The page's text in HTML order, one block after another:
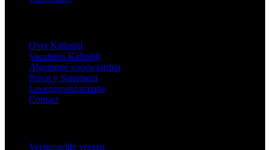
Over Kidzstijl
Vacatures Kidzstijl
Algemene voorwaarden
Privacy Statement
Leveringsinformatie
Contact
Veelgestelde vragen